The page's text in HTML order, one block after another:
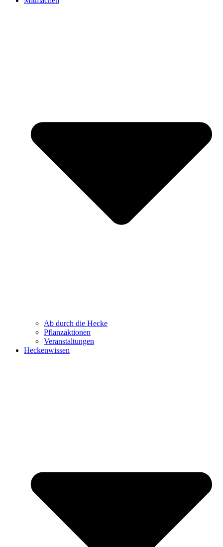
Ab durch die Hecke
Pflanzaktionen
Veranstaltungen
Heckenwissen